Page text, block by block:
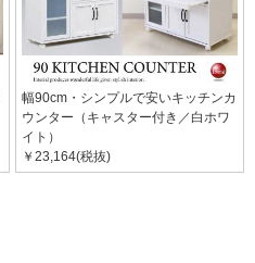
幅90cm・シンプルで安いキッチンカ
ウンター（キャスター付き／白ホワ
イト）
￥23,164(税抜)